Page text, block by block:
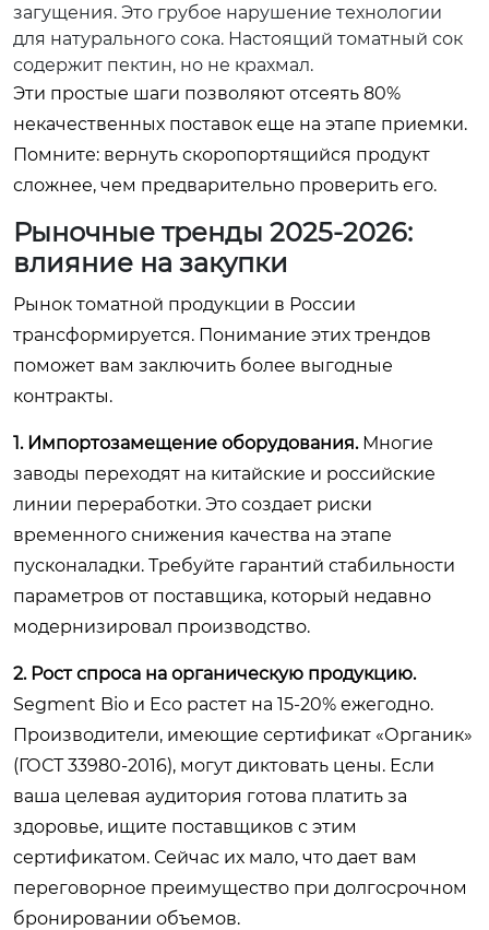
загущения. Это грубое нарушение технологии
для натурального сока. Настоящий томатный сок
содержит пектин, но не крахмал.
Эти простые шаги позволяют отсеять 80%
некачественных поставок еще на этапе приемки.
Помните: вернуть скоропортящийся продукт
сложнее, чем предварительно проверить его.
Рыночные тренды 2025-2026:
влияние на закупки
Рынок томатной продукции в России
трансформируется. Понимание этих трендов
поможет вам заключить более выгодные
контракты.
1. Импортозамещение оборудования.Многие
заводы переходят на китайские и российские
линии переработки. Это создает риски
временного снижения качества на этапе
пусконаладки. Требуйте гарантий стабильности
параметров от поставщика, который недавно
модернизировал производство.
2. Рост спроса на органическую продукцию.
Segment Bio и Eco растет на 15-20% ежегодно.
Производители, имеющие сертификат «Органик»
(ГОСТ 33980-2016), могут диктовать цены. Если
ваша целевая аудитория готова платить за
здоровье, ищите поставщиков с этим
сертификатом. Сейчас их мало, что дает вам
переговорное преимущество при долгосрочном
бронировании объемов.